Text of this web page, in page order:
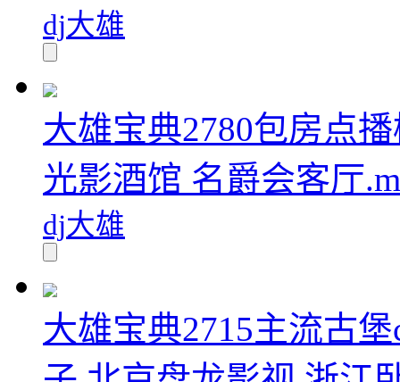
dj大雄
大雄宝典2780包房点
光影酒馆 名爵会客厅
dj大雄
大雄宝典2715主流古堡